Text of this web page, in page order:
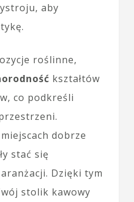
aby
roślinne,
kształtów
co podkreśli
dobrze
stać się
Dzięki tym
stolik kawowy